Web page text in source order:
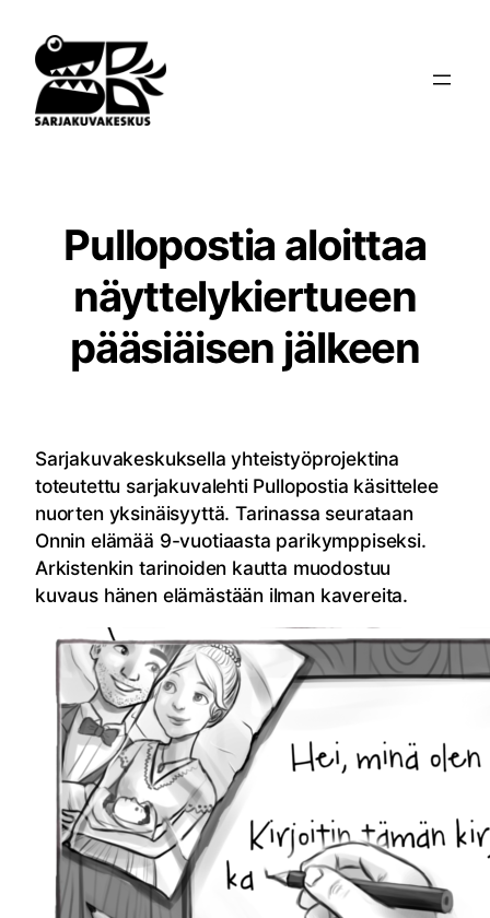
sisältöön
Pullopostia aloittaa
näyttelykiertueen
pääsiäisen jälkeen
Sarjakuvakeskuksella yhteistyöprojektina
toteutettu sarjakuvalehti Pullopostia käsittelee
nuorten yksinäisyyttä. Tarinassa seurataan
Onnin elämää 9-vuotiaasta parikymppiseksi.
Arkistenkin tarinoiden kautta muodostuu
kuvaus hänen elämästään ilman kavereita.